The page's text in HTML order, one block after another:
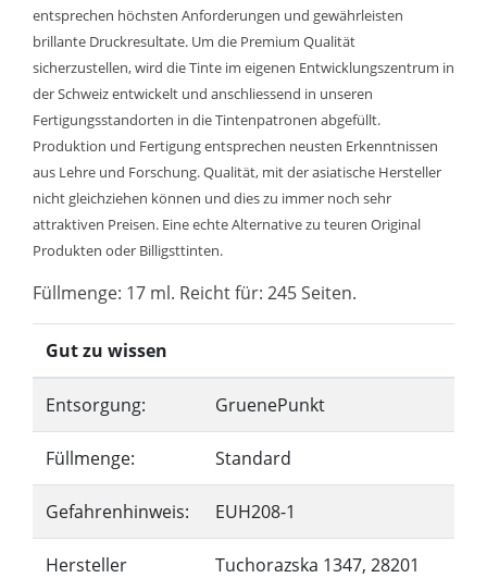
entsprechen höchsten Anforderungen und gewährleisten
brillante Druckresultate. Um die Premium Qualität
sicherzustellen, wird die Tinte im eigenen Entwicklungszentrum in
der Schweiz entwickelt und anschliessend in unseren
Fertigungsstandorten in die Tintenpatronen abgefüllt.
Produktion und Fertigung entsprechen neusten Erkenntnissen
aus Lehre und Forschung. Qualität, mit der asiatische Hersteller
nicht gleichziehen können und dies zu immer noch sehr
attraktiven Preisen. Eine echte Alternative zu teuren Original
Produkten oder Billigsttinten.
Füllmenge: 17 ml. Reicht für: 245 Seiten.
Gut zu wissen
Entsorgung: GruenePunkt
Füllmenge: Standard
Gefahrenhinweis: EUH208-1
Hersteller
Tuchorazska 1347, 28201